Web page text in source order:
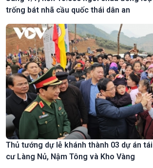
trống bát nhã cầu quốc thái dân an
Thủ tướng dự lễ khánh thành 03 dự án
cư Làng Nủ, Nậm Tông và Kho Vàng